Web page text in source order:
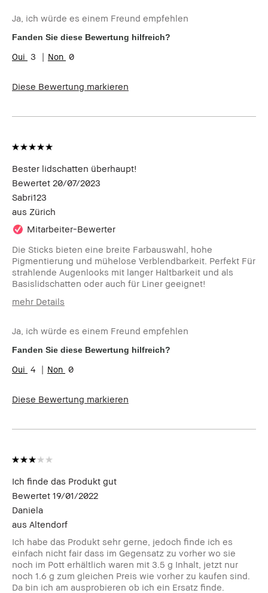
Hauttyp
Normal
Hautton
Hell - Mittel
Hautbedürfnis(se)
Glow, Rasche Ergebnisse
Ja, ich würde es einem Freund empfehlen
Fanden Sie diese Bewertung hilfreich?
3 0
Diese Bewertung markieren
Bester lidschatten überhaupt!
Bewertet 20/07/2023
Sabri123
aus Zürich
Mitarbeiter-Bewerter
Die Sticks bieten eine breite Farbauswahl, hohe
Pigmentierung und mühelose Verblendbarkeit. Perfekt Für
strahlende Augenlooks mit langer Haltbarkeit und als
Basislidschatten oder auch für Liner geeignet!
mehr Details
Hauttyp
Trocken
Hautton
Mittel - Dunkel
Hautbedürfnis(se)
Rasche Ergebnisse
Ja, ich würde es einem Freund empfehlen
Fanden Sie diese Bewertung hilfreich?
4 0
Diese Bewertung markieren
Ich finde das Produkt gut
Bewertet 19/01/2022
Daniela
aus Altendorf
Ich habe das Produkt sehr gerne, jedoch finde ich es
einfach nicht fair dass im Gegensatz zu vorher wo sie
noch im Pott erhältlich waren mit 3.5 g Inhalt, jetzt nur
noch 1.6 g zum gleichen Preis wie vorher zu kaufen sind.
Da bin ich am ausprobieren ob ich ein Ersatz finde.